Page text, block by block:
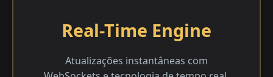
Real-Time Engine
Atualizações instantâneas com